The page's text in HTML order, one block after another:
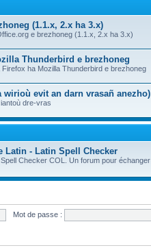
(1.1.x, 2.x ha 3.x)
e brezhoneg (1.1.x, 2.x ha 3.x)
Thunderbird e brezhoneg
ha Mozilla Thunderbird e brezhoneg
evit an darn vrasañ anezho)
dre-vras
Latin - Latin Spell Checker
Checker COL. Un forum pour
Mot de passe :